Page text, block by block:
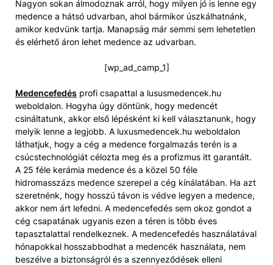
Nagyon sokan álmodoznak arról, hogy milyen jó is lenne egy
medence a hátsó udvarban, ahol bármikor úszkálhatnánk,
amikor kedvünk tartja. Manapság már semmi sem lehetetlen
és elérhető áron lehet medence az udvarban.
[wp_ad_camp_1]
Medencefedés profi csapattal a lususmedencek.hu
weboldalon. Hogyha úgy döntünk, hogy medencét
csináltatunk, akkor első lépésként ki kell választanunk, hogy
melyik lenne a legjobb. A luxusmedencek.hu weboldalon
láthatjuk, hogy a cég a medence forgalmazás terén is a
csúcstechnológiát célozta meg és a profizmus itt garantált.
A 25 féle kerámia medence és a közel 50 féle
hidromasszázs medence szerepel a cég kínálatában. Ha azt
szeretnénk, hogy hosszú távon is védve legyen a medence,
akkor nem árt lefedni. A medencefedés sem okoz gondot a
cég csapatának ugyanis ezen a téren is több éves
tapasztalattal rendelkeznek. A medencefedés használatával
hónapokkal hosszabbodhat a medencék használata, nem
beszélve a biztonságról és a szennyeződések elleni